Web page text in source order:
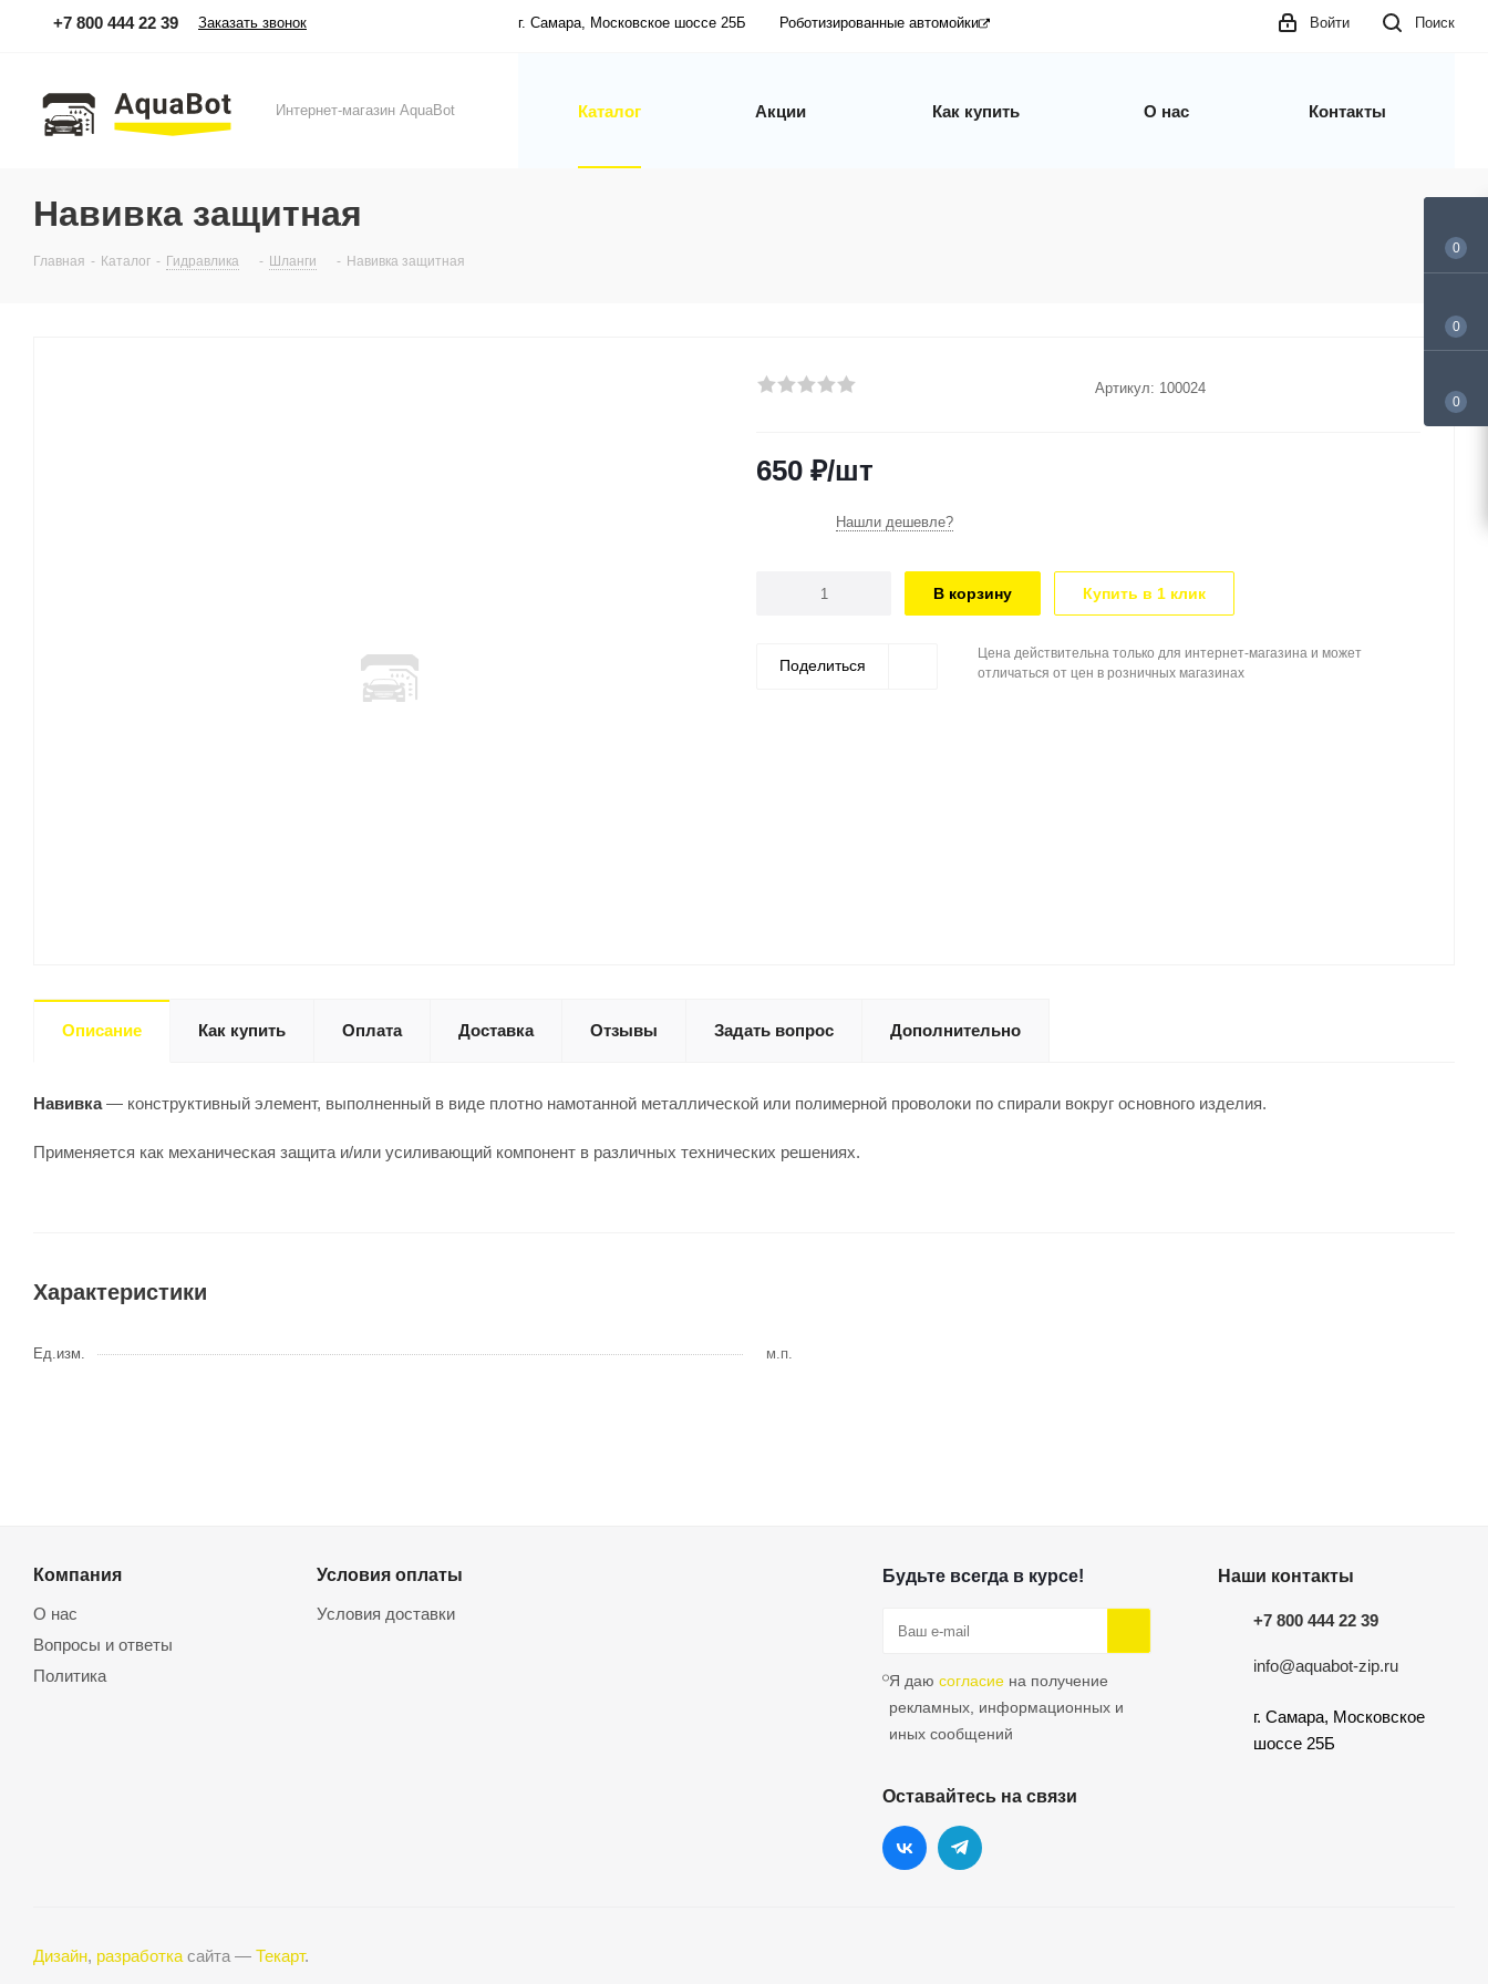
+7 800 444 22 39 Заказать звонок г. Самара, Московское шоссе 25Б Роботизированные автомойки Поиск
Войти
Интернет-магазин AquaBot Каталог Акции Как купить О нас Контакты
Навивка защитная
Главная - Каталог - Гидравлика - Шланги - Навивка защитная
Артикул: 100024
650 ₽/шт
Нашли дешевле?
В корзину Купить в 1 клик
Поделиться
Цена действительна только для интернет-магазина и может
отличаться от цен в розничных магазинах
Описание Как купить Оплата Доставка Отзывы Задать вопрос Дополнительно
Навивка— конструктивный элемент, выполненный в виде плотно намотанной металлической или полимерной проволоки по спирали вокруг основного изделия.
Применяется как механическая защита и/или усиливающий компонент в различных технических решениях.
Характеристики
Ед.изм. м.п.
Компания
О нас
Вопросы и ответы
Политика
Условия оплаты
Условия доставки
Будьте всегда в курсе!
Я даюсогласие на получение
рекламных, информационных и
иных сообщений
Оставайтесь на связи
Наши контакты
+7 800 444 22 39
info@aquabot-zip.ru
г. Самара, Московское
шоссе 25Б
Дизайн, разработка сайта — Текарт.
0
0
0